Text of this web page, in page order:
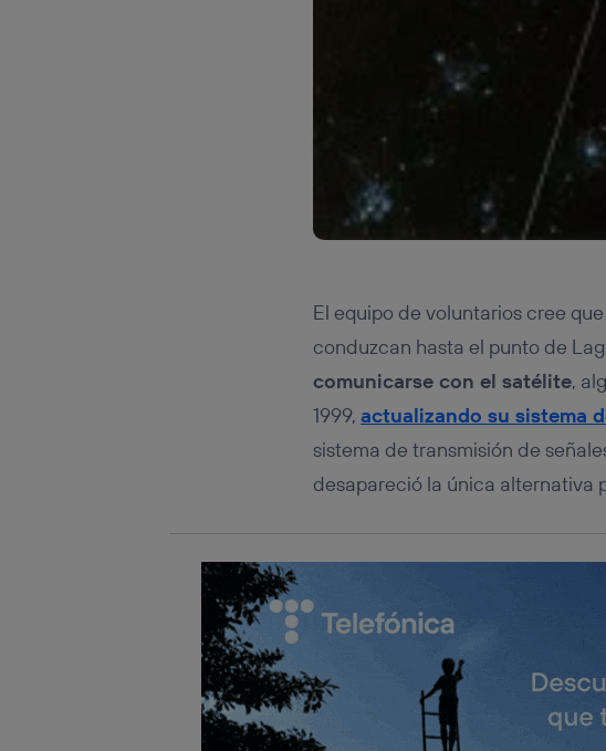
El equipo de voluntarios cree
conduzcan hasta el punto de
comunicarse con el satélite,
1999, actualizando su sistema
sistema de transmisión de
desapareció la única alternativa